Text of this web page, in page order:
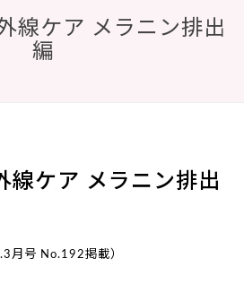
線ケア メラニン排出
編
線ケア メラニン排出
月号 No.192掲載）